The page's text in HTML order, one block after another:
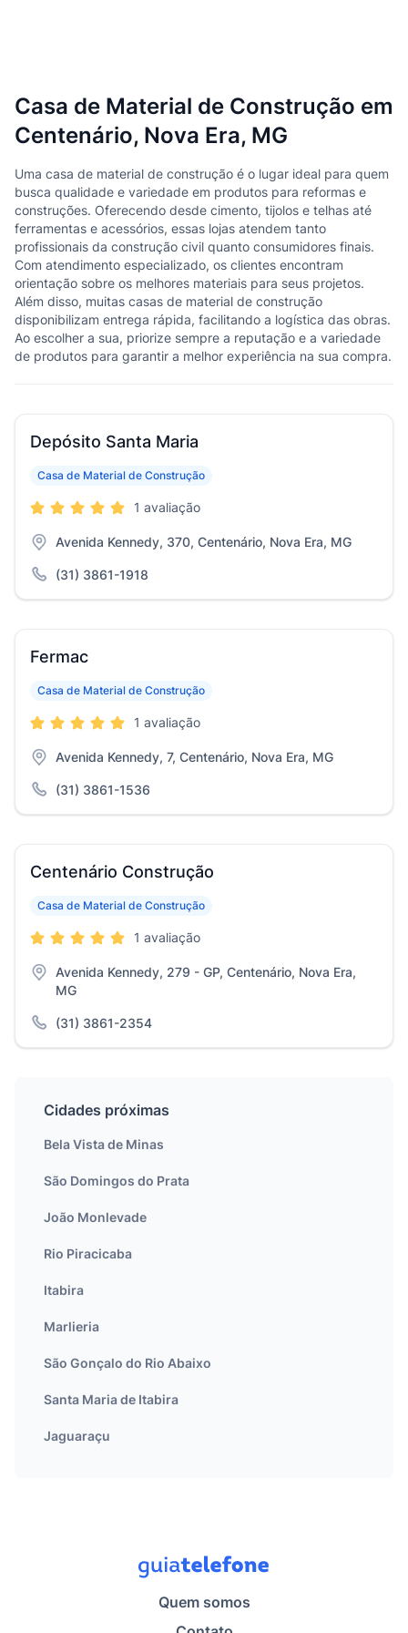
Casa de Material de Construção em
Centenário, Nova Era, MG
Uma casa de material de construção é o lugar ideal para quem
busca qualidade e variedade em produtos para reformas e
construções. Oferecendo desde cimento, tijolos e telhas até
ferramentas e acessórios, essas lojas atendem tanto
profissionais da construção civil quanto consumidores finais.
Com atendimento especializado, os clientes encontram
orientação sobre os melhores materiais para seus projetos.
Além disso, muitas casas de material de construção
disponibilizam entrega rápida, facilitando a logística das obras.
Ao escolher a sua, priorize sempre a reputação e a variedade
de produtos para garantir a melhor experiência na sua compra.
Depósito Santa Maria
Casa de Material de Construção
1 avaliação
Avenida Kennedy, 370, Centenário, Nova Era, MG
(31) 3861-1918
Fermac
Casa de Material de Construção
1 avaliação
Avenida Kennedy, 7, Centenário, Nova Era, MG
(31) 3861-1536
Centenário Construção
Casa de Material de Construção
1 avaliação
Avenida Kennedy, 279 - GP, Centenário, Nova Era,
MG
(31) 3861-2354
Cidades próximas
Bela Vista de Minas
São Domingos do Prata
João Monlevade
Rio Piracicaba
Itabira
Marlieria
São Gonçalo do Rio Abaixo
Santa Maria de Itabira
Jaguaraçu
Quem somos